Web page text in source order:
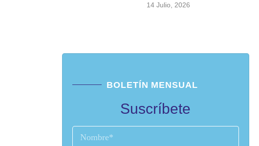
14 Julio, 2026
BOLETÍN MENSUAL
Suscríbete